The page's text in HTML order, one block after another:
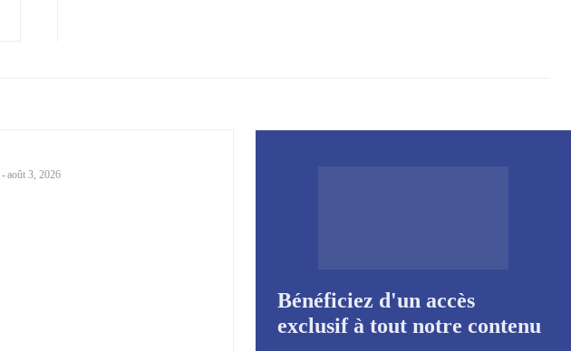
-août 3, 2026
Bénéficiez d'un accès
exclusif à tout notre contenu